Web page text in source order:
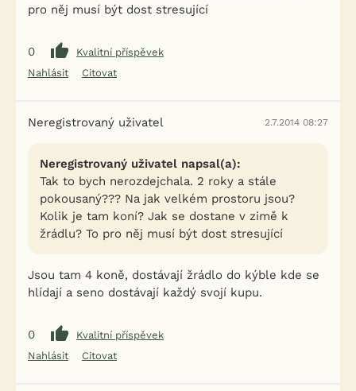
pro něj musí být dost stresující
0
Kvalitní příspěvek
Nahlásit
Citovat
Neregistrovaný uživatel 2.7.2014 08:27
Neregistrovaný uživatel napsal(a):
Tak to bych nerozdejchala. 2 roky a stále
pokousaný??? Na jak velkém prostoru jsou?
Kolik je tam koní? Jak se dostane v zimě k
žrádlu? To pro něj musí být dost stresující
Jsou tam 4 koně, dostávají žrádlo do kýble kde se
hlídají a seno dostávají každý svojí kupu.
0
Kvalitní příspěvek
Nahlásit
Citovat